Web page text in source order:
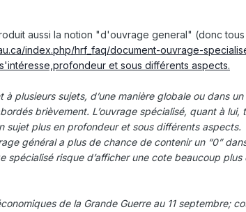
aussi la notion "d'ouvrage general" (donc
index.php/hrf_faq/document-ouvrage-
et sous différents aspects.
à plusieurs sujets, d’une manière globale ou dans
brièvement. L’ouvrage spécialisé, quant à lui,
sujet plus en profondeur et sous différents aspects.
général a plus de chance de contenir un “0”
spécialisé risque d’afficher une cote beaucoup
de la Grande Guerre au 11 septembre;